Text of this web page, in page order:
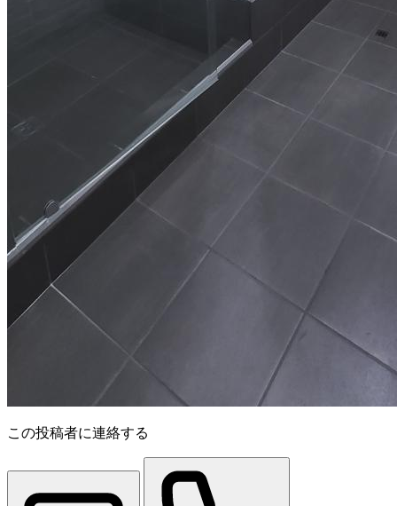
この投稿者に連絡する